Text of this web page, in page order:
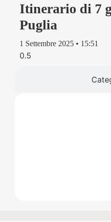
Itinerario di 7
Puglia
1 Settembre 2025 15:51